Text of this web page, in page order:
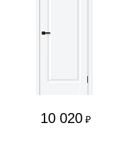
10 020 ₽